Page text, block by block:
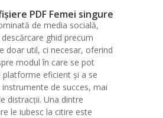
PDF Femei singure
de media socială,
ghid precum
doar util, ci necesar, oferind
modul în care se pot
platforme eficient și a se
de succes, mai
distracții. Una dintre
le iubesc la citire este